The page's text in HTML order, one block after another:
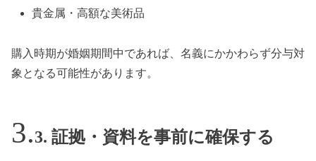
貴金属・高額な美術品
購入時期が婚姻期間中であれば、名義にかかわらず分与対
象となる可能性があります。
3. 証拠・資料を事前に確保する